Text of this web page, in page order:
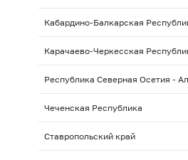
Кабардино-Балкарская
Карачаево-Черкесская
Республика Северная Осетия -
Чеченская Республика
Ставропольский край